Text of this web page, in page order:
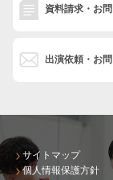
資料請求・お
出演依頼・お
サイトマップ
個人情報保護方針